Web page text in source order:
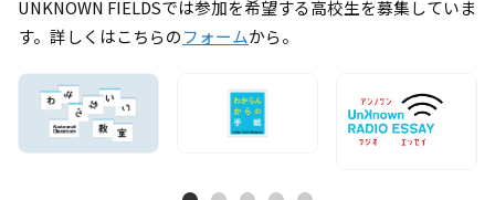
UNKNOWN FIELDSでは参加を希望する高校生を募集していま
す。詳しくはこちらのフォームから。